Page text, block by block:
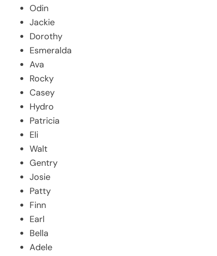
Odin
Jackie
Dorothy
Esmeralda
Ava
Rocky
Casey
Hydro
Patricia
Eli
Walt
Gentry
Josie
Patty
Finn
Earl
Bella
Adele